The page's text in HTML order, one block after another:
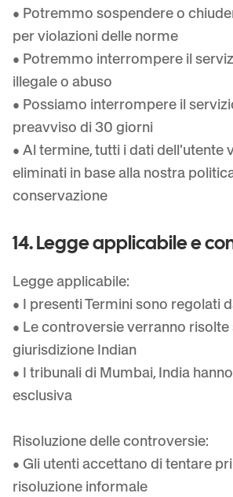
• Potremmo sospendere o
per violazioni delle norme
• Potremmo interrompere il
illegale o abuso
• Possiamo interrompere il
preavviso di 30 giorni
• Al termine, tutti i dati dell'utente
eliminati in base alla nostra
conservazione
14. Legge applicabile e
Legge applicabile:
• I presenti Termini sono regolati
• Le controversie verranno
giurisdizione Indian
• I tribunali di Mumbai, India
esclusiva
Risoluzione delle controversie:
• Gli utenti accettano di tentare
risoluzione informale